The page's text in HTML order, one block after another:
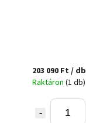
203 090 Ft/ db
Raktáron (1 db)